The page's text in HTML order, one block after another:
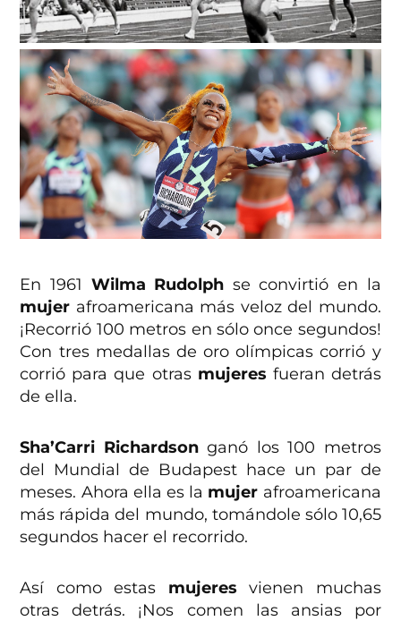
En 1961 Wilma Rudolph se convirtió en la
mujer afroamericana más veloz del mundo.
¡Recorrió 100 metros en sólo once segundos!
Con tres medallas de oro olímpicas corrió y
corrió para que otras mujeres fueran detrás
de ella.
Sha’Carri Richardsonganó los 100 metros
del Mundial de Budapest hace un par de
meses. Ahora ella es la mujer afroamericana
más rápida del mundo, tomándole sólo 10,65
segundos hacer el recorrido.
Así como estas mujeres vienen muchas
otras detrás. ¡Nos comen las ansias por